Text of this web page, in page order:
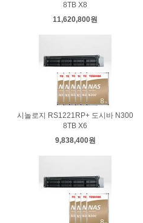
8TB X8
11,620,800원
시놀로지 RS1221RP+ 도시바 N300
8TB X6
9,838,400원